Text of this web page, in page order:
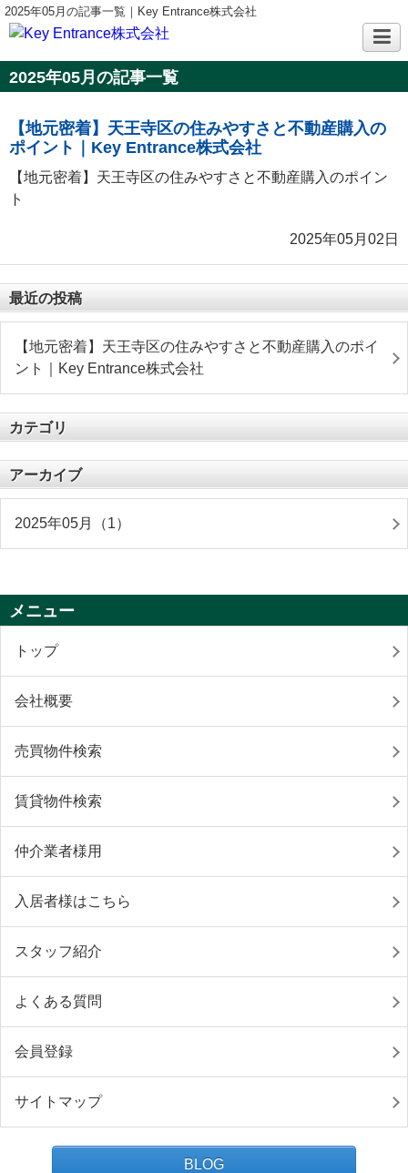
2025年05月の記事一覧｜Key Entrance株式会社
2025年05月の記事一覧
【地元密着】天王寺区の住みやすさと不動産購入の
ポイント｜Key Entrance株式会社
【地元密着】天王寺区の住みやすさと不動産購入のポイン
ト
2025年05月02日
最近の投稿
【地元密着】天王寺区の住みやすさと不動産購入のポイ
ント｜Key Entrance株式会社
カテゴリ
アーカイブ
2025年05月（1）
メニュー
トップ
会社概要
売買物件検索
賃貸物件検索
仲介業者様用
入居者様はこちら
スタッフ紹介
よくある質問
会員登録
サイトマップ
BLOG